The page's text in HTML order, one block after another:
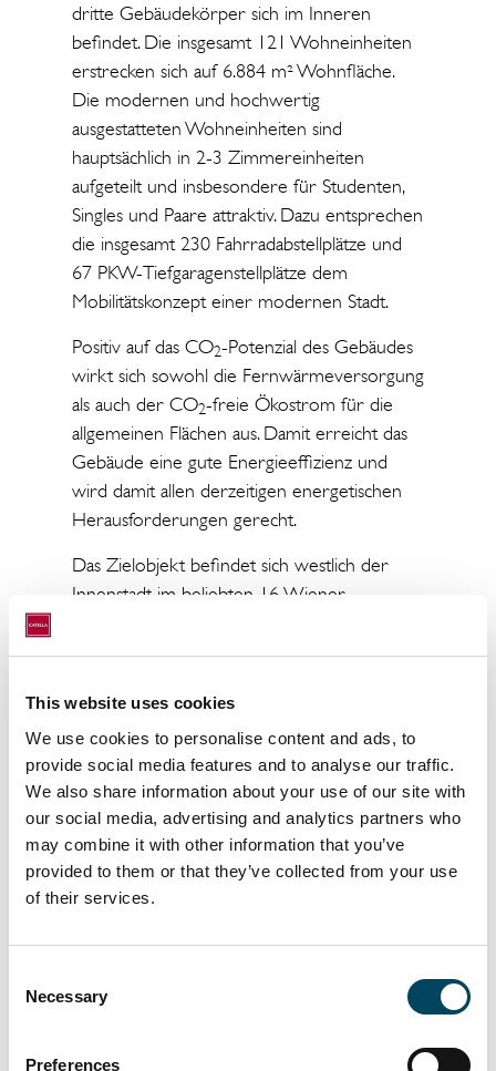
This website uses cookies
We use cookies to personalise content and ads, to
provide social media features and to analyse our traffic.
We also share information about your use of our site with
our social media, advertising and analytics partners who
may combine it with other information that you’ve
provided to them or that they’ve collected from your use
of their services.
Selection
Necessary
Preferences
dritte Gebäudekörper sich im Inneren
befindet. Die insgesamt 121 Wohneinheiten
erstrecken sich auf 6.884 m² Wohnfläche.
Die modernen und hochwertig
ausgestatteten Wohneinheiten sind
hauptsächlich in 2-3 Zimmereinheiten
aufgeteilt und insbesondere für Studenten,
Singles und Paare attraktiv. Dazu entsprechen
die insgesamt 230 Fahrradabstellplätze und
67 PKW-Tiefgaragenstellplätze dem
Mobilitätskonzept einer modernen Stadt.
Positiv auf das CO2-Potenzial des Gebäudes
wirkt sich sowohl die Fernwärmeversorgung
als auch der CO2-freie Ökostrom für die
allgemeinen Flächen aus. Damit erreicht das
Gebäude eine gute Energieeffizienz und
wird damit allen derzeitigen energetischen
Herausforderungen gerecht.
Das Zielobjekt befindet sich westlich der
Innenstadt im beliebten 16. Wiener
Umfeld sind eine Vielzahl an
beispielsweise der Wilhelminenberg, Steinhof
und Schmelz vorzufinden. Darüber hinaus
ist das Objekt sowohl für den öffentlichen als
auch für den Individualverkehr sehr gut
erschlossen. In der direkten Umgebung des
Objektes befindet sich die U-Bahnlinie U3,
welche eine ideale Anbindung in die Wiener
Innenstadt bietet. Die U-Bahnstation sowie
die S-Bahnstation Ottakring, die
sind fußläufig erreichbar.